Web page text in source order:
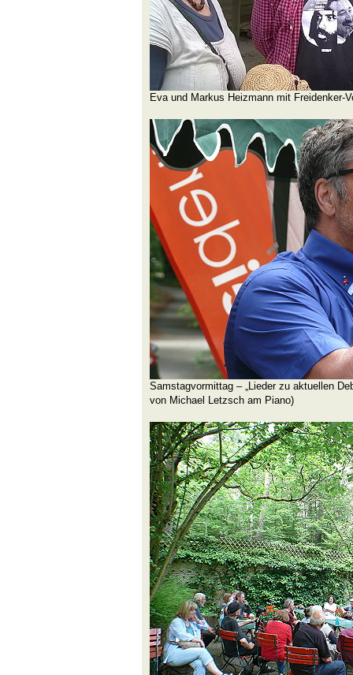
Eva und Markus Heizmann mit Freidenker-
Samstagvormittag – „Lieder zu aktuellen
von Michael Letzsch am Piano)